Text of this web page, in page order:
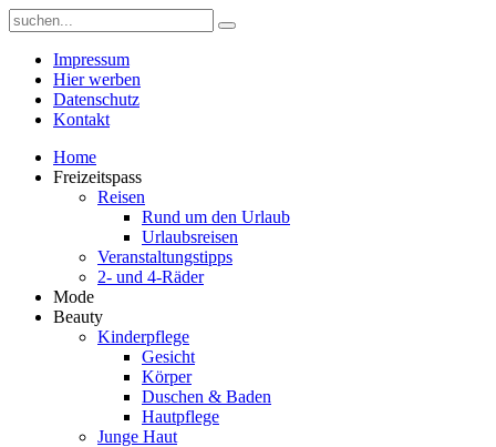
Impressum
Hier werben
Datenschutz
Kontakt
Home
Freizeitspass
Reisen
Rund um den Urlaub
Urlaubsreisen
Veranstaltungstipps
2- und 4-Räder
Mode
Beauty
Kinderpflege
Gesicht
Körper
Duschen & Baden
Hautpflege
Junge Haut